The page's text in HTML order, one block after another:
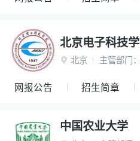
北京电子科技
 北京 主管部门：
网报公告 招生简章
中国农业大学